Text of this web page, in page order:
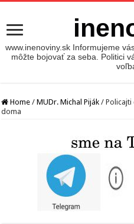
www.inenoviny.sk Informujeme
môžte bojovať za seba. Politici
Home / MUDr. Michal Piják / Policajti
doma